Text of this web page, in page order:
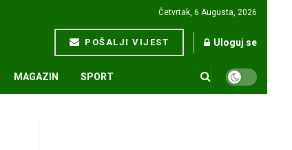
Četvrtak, 6 Augusta, 2026
POŠALJI VIJEST Uloguj se
MAGAZIN SPORT